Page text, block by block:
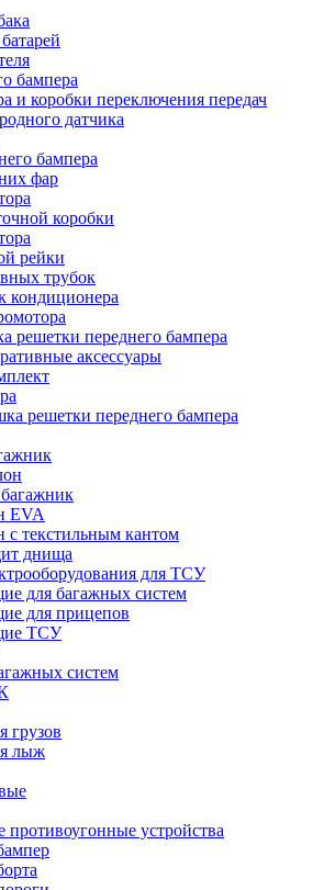
бампера
и коробки переключения передач
датчика
бампера
фар
коробки
рейки
трубок
кондиционера
решетки переднего бампера
аксессуары
решетки переднего бампера
EVA
с текстильным кантом
днища
для ТСУ
для багажных систем
для прицепов
ТСУ
систем
грузов
лыж
противоугонные устройства